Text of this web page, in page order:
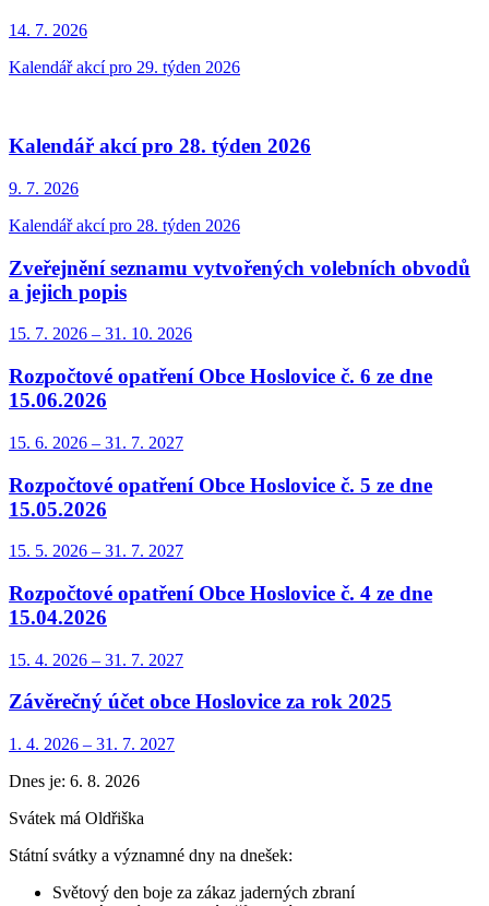
14. 7. 2026
Kalendář akcí pro 29. týden 2026
Kalendář akcí pro 28. týden 2026
9. 7. 2026
Kalendář akcí pro 28. týden 2026
Zveřejnění seznamu vytvořených volebních obvodů
a jejich popis
15. 7. 2026 – 31. 10. 2026
Rozpočtové opatření Obce Hoslovice č. 6 ze dne
15.06.2026
15. 6. 2026 – 31. 7. 2027
Rozpočtové opatření Obce Hoslovice č. 5 ze dne
15.05.2026
15. 5. 2026 – 31. 7. 2027
Rozpočtové opatření Obce Hoslovice č. 4 ze dne
15.04.2026
15. 4. 2026 – 31. 7. 2027
Závěrečný účet obce Hoslovice za rok 2025
1. 4. 2026 – 31. 7. 2027
Dnes je: 6. 8. 2026
Svátek má Oldřiška
Státní svátky a významné dny na dnešek:
Světový den boje za zákaz jaderných zbraní